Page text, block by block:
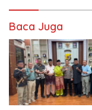
Baca Juga